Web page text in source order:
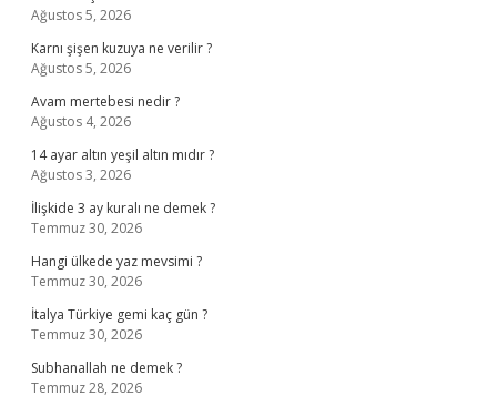
Ağustos 5, 2026
Karnı şişen kuzuya ne verilir ?
Ağustos 5, 2026
Avam mertebesi nedir ?
Ağustos 4, 2026
14 ayar altın yeşil altın mıdır ?
Ağustos 3, 2026
İlişkide 3 ay kuralı ne demek ?
Temmuz 30, 2026
Hangi ülkede yaz mevsimi ?
Temmuz 30, 2026
İtalya Türkiye gemi kaç gün ?
Temmuz 30, 2026
Subhanallah ne demek ?
Temmuz 28, 2026